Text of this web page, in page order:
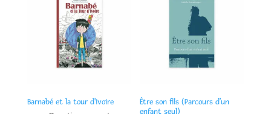
Barnabé et la tour d'ivoire
Être son fils (Parcours d’un
enfant seul)